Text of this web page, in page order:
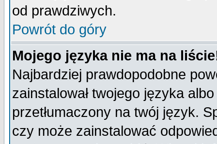
od prawdziwych.
Powrót do góry
Mojego języka nie ma na
Najbardziej prawdopodobne
zainstalował twojego języka
przetłumaczony na twój język.
czy może zainstalować